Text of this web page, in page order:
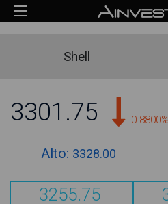
Shell
3301.75 -0.8800%
Alto: 3328.00
3255.75